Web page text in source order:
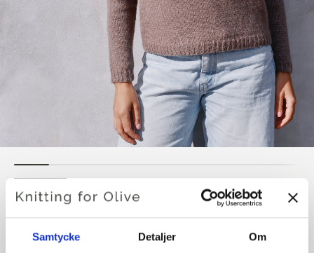
Samtycke Detaljer Om
BJØRK SWEATER
€6,60